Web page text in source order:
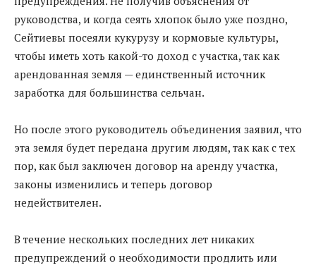
руководства, и когда сеять хлопок было уже поздно,
Сейтиевы посеяли кукурузу и кормовые культуры,
чтобы иметь хоть какой-то доход с участка, так как
арендованная земля — единственный источник
заработка для большинства сельчан.
Но после этого руководитель объединения заявил, что
эта земля будет передана другим людям, так как с тех
пор, как был заключен договор на аренду участка,
законы изменились и теперь договор
недействителен.
В течение нескольких последних лет никаких
предупреждений о необходимости продлить или